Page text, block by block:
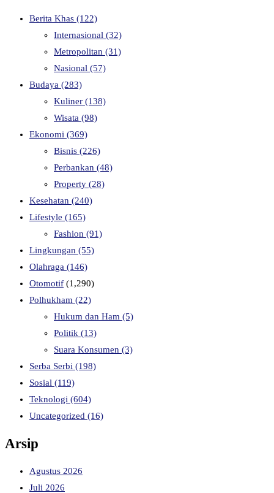
Berita Khas (122)
Internasional (32)
Metropolitan (31)
Nasional (57)
Budaya (283)
Kuliner (138)
Wisata (98)
Ekonomi (369)
Bisnis (226)
Perbankan (48)
Property (28)
Kesehatan (240)
Lifestyle (165)
Fashion (91)
Lingkungan (55)
Olahraga (146)
Otomotif (1,290)
Polhukham (22)
Hukum dan Ham (5)
Politik (13)
Suara Konsumen (3)
Serba Serbi (198)
Sosial (119)
Teknologi (604)
Uncategorized (16)
Arsip
Agustus 2026
Juli 2026